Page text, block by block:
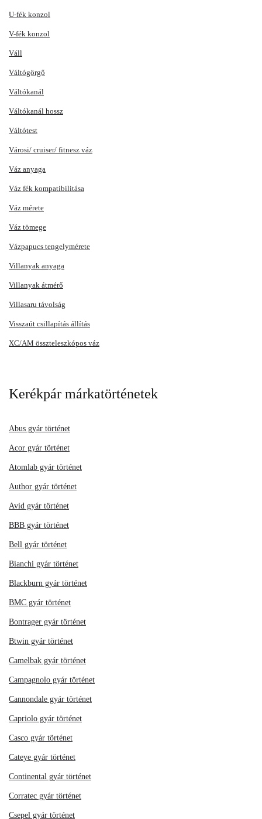
U-fék konzol
V-fék konzol
Váll
Váltógörgő
Váltókanál
Váltókanál hossz
Váltótest
Városi/ cruiser/ fitnesz váz
Váz anyaga
Váz fék kompatibilitása
Váz mérete
Váz tömege
Vázpapucs tengelymérete
Villanyak anyaga
Villanyak átmérő
Villasaru távolság
Visszaút csillapítás állítás
XC/AM összteleszkópos váz
Kerékpár márkatörténetek
Abus gyár történet
Acor gyár történet
Atomlab gyár történet
Author gyár történet
Avid gyár történet
BBB gyár történet
Bell gyár történet
Bianchi gyár történet
Blackburn gyár történet
BMC gyár történet
Bontrager gyár történet
Btwin gyár történet
Camelbak gyár történet
Campagnolo gyár történet
Cannondale gyár történet
Capriolo gyár történet
Casco gyár történet
Cateye gyár történet
Continental gyár történet
Corratec gyár történet
Csepel gyár történet